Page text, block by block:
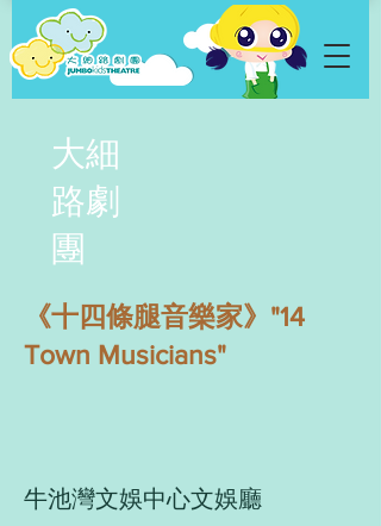
大細
路劇
團
《十四條腿音樂家》"14
Town Musicians"
牛池灣文娛中心文娛廳